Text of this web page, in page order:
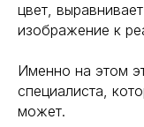
цвет,
изображение к
Именно на этом
специалиста,
может.